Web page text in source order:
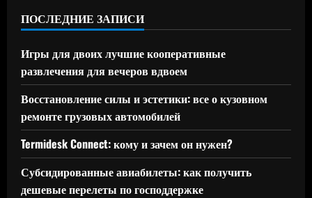
ПОСЛЕДНИЕ ЗАПИСИ
Игры для двоих лучшие кооперативные
развлечения для вечеров вдвоем
Восстановление силы и эстетики: все о кузовном
ремонте грузовых автомобилей
Termidesk Connect: кому и зачем он нужен?
Субсидированные авиабилеты: как получить
дешевые перелеты по господдержке